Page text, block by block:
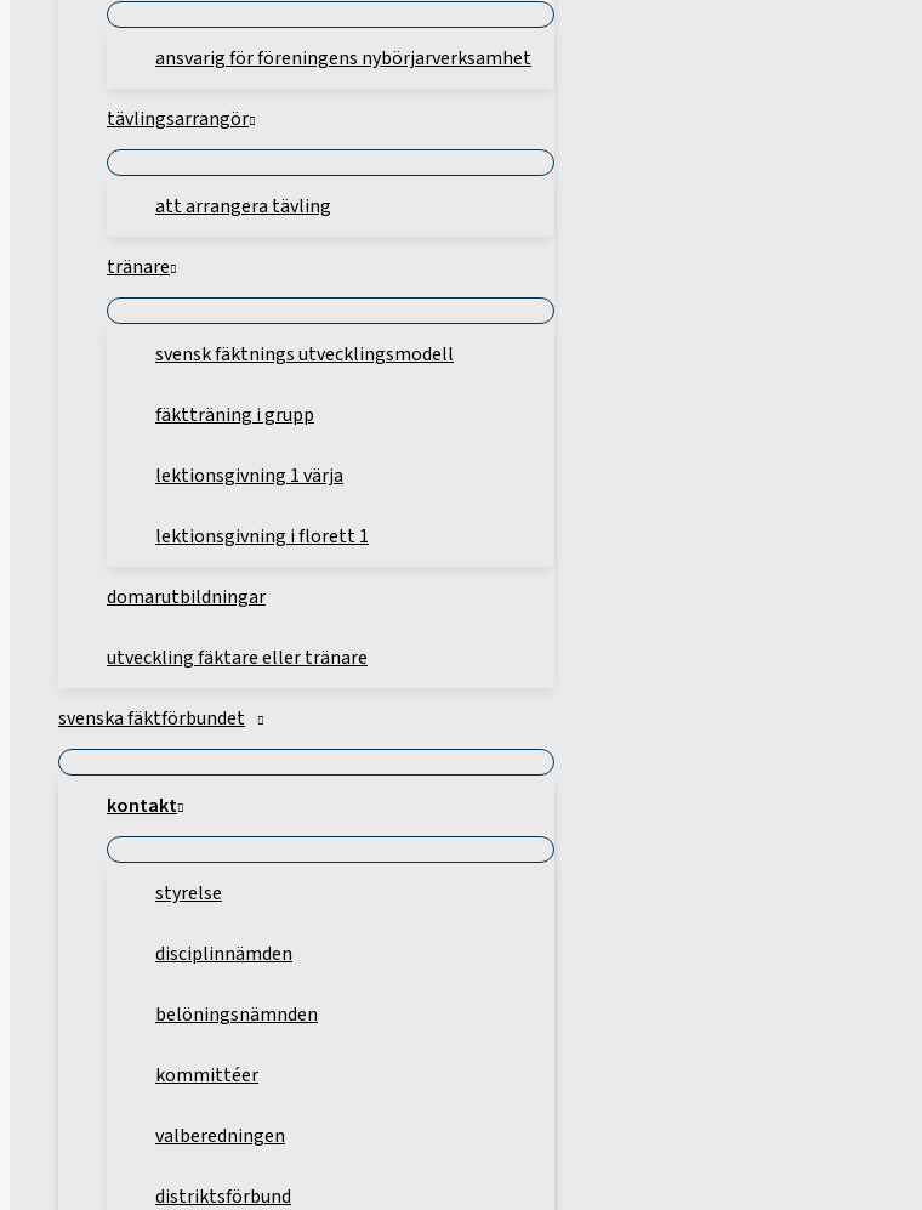
ansvarig för föreningens nybörjarverksamhet
tävlingsarrangör
att arrangera tävling
tränare
svensk fäktnings utvecklingsmodell
fäktträning i grupp
lektionsgivning 1 värja
lektionsgivning i florett 1
domarutbildningar
utveckling fäktare eller tränare
svenska fäktförbundet
kontakt
styrelse
disciplinnämden
belöningsnämnden
kommittéer
valberedningen
distriktsförbund